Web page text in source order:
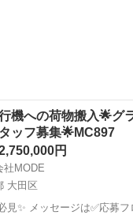
機への荷物搬入🌟グ
ッフ募集🌟MC897
円
社MODE
大田区
✨ メッセージは✅応募フ